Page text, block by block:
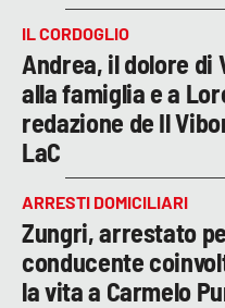
IL CORDOGLIO
Andrea, il dolore di
alla famiglia e a
redazione de Il
LaC
ARRESTI DOMICILIARI
Zungri, arrestato
conducente
la vita a Carmelo